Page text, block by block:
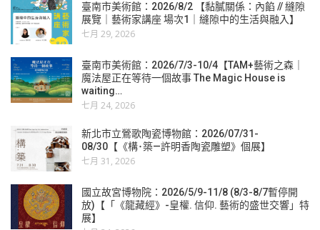
臺南市美術館：2026/8/2 【黏膩關係：內餡 // 縫隙
展覽｜藝術家講座 場次1｜縫隙中的生活與融入】
七月 29, 2026
臺南市美術館：2026/7/3-10/4【TAM+藝術之森｜
魔法屋正在等待一個故事 The Magic House is
waiting…
七月 24, 2026
新北市立鶯歌陶瓷博物館：2026/07/31-
08/30【《構･築—許明香陶瓷雕塑》個展】
七月 31, 2026
國立故宮博物院：2026/5/9-11/8 (8/3-8/7暫停開
放)【「《龍藏經》-皇權. 信仰. 藝術的盛世交響」特
展】